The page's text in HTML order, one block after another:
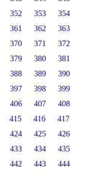
352 353
354
361 362
363
370 371
372
379 380
381
388 389
390
397 398
399
406 407
408
415 416
417
424 425
426
433 434
435
442 443
444